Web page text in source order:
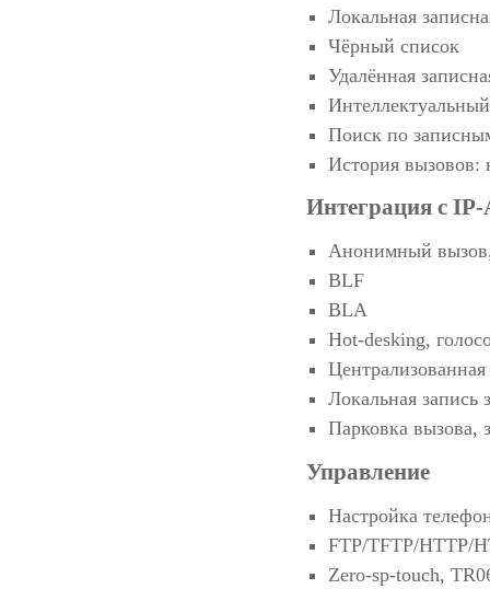
Локальная
Чёрный список
Удалённая
Поиск по
История вызовов:
Интеграция с
Анонимный
BLF
BLA
Hot-desking,
Централизованная
Локальная запись
Парковка вызова,
Управление
Настройка
FTP/TFTP/HTTP/
Zero-sp-touch,